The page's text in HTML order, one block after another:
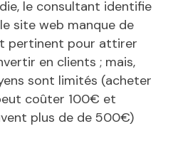
le consultant identifie
site web manque de
pertinent pour attirer
en clients ; mais,
sont limités (acheter
coûter 100€ et
plus de de 500€)